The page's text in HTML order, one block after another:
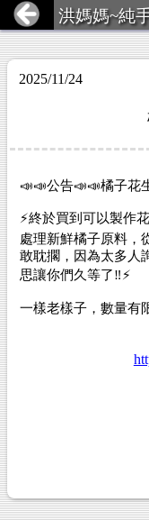
洪媽媽~純
2025/11/24
📣📣公告📣📣橘子花
⚡️終於買到可以製作
處理新鮮橘子原料，
敢耽擱，因為太多人
思讓你們久等了‼️⚡️
一樣老樣子，數量有